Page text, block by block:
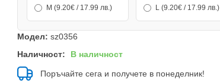
М (9.20€ / 17.99 лв.) L (9.20€ / 17.99 лв.)
Модел: sz0356
Наличност:
В наличност
Поръчайте сега и получете в понеделник!